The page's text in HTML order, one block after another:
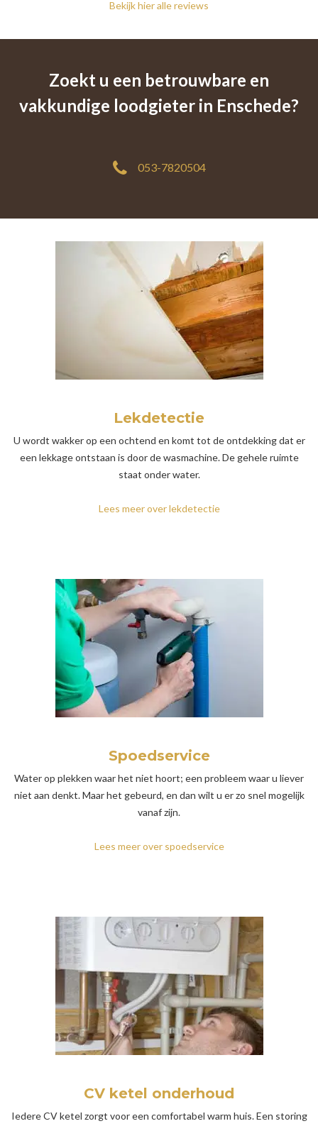
Bekijk hier alle reviews
Zoekt u een betrouwbare en
vakkundige loodgieter in Enschede?
053-7820504
Lekdetectie
U wordt wakker op een ochtend en komt tot de ontdekking dat er
een lekkage ontstaan is door de wasmachine. De gehele ruimte
staat onder water.
Lees meer over lekdetectie
Spoedservice
Water op plekken waar het niet hoort; een probleem waar u liever
niet aan denkt. Maar het gebeurd, en dan wilt u er zo snel mogelijk
vanaf zijn.
Lees meer over spoedservice
CV ketel onderhoud
Iedere CV ketel zorgt voor een comfortabel warm huis. Een storing